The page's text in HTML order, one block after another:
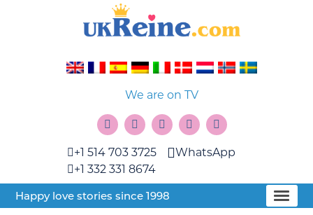
We are on TV
+1 514 703 3725
+1 332 331 8674
WhatsApp
Happy love stories since 1998